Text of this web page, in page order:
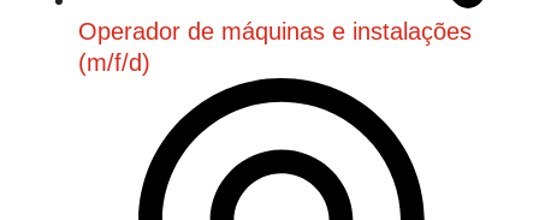
Operador de máquinas e instalações
(m/f/d)